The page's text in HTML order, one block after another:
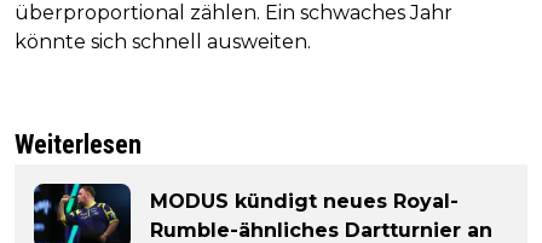
überproportional zählen. Ein schwaches Jahr
könnte sich schnell ausweiten.
Weiterlesen
MODUS kündigt neues Royal-
Rumble-ähnliches Dartturnier an